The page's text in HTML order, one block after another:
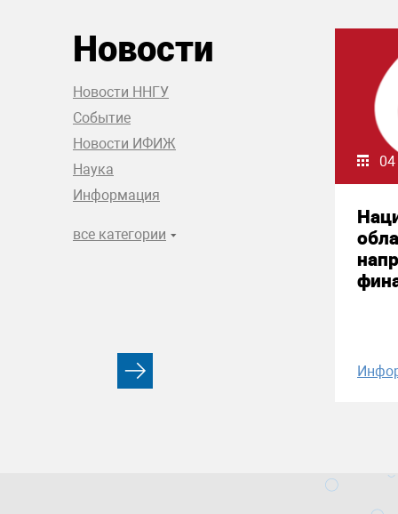
Новости
Новости ННГУ
Событие
Новости ИФИЖ
Наука
Информация
все категории
04